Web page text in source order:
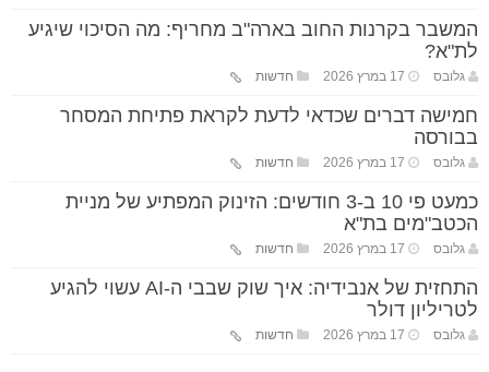
המשבר בקרנות החוב בארה"ב מחריף: מה הסיכוי שיגיע
לת"א?
גלובס 17 במרץ 2026 חדשות
חמישה דברים שכדאי לדעת לקראת פתיחת המסחר
בבורסה
גלובס 17 במרץ 2026 חדשות
כמעט פי 10 ב-3 חודשים: הזינוק המפתיע של מניית
הכטב"מים בת"א
גלובס 17 במרץ 2026 חדשות
התחזית של אנבידיה: איך שוק שבבי ה-AI עשוי להגיע
לטריליון דולר
גלובס 17 במרץ 2026 חדשות